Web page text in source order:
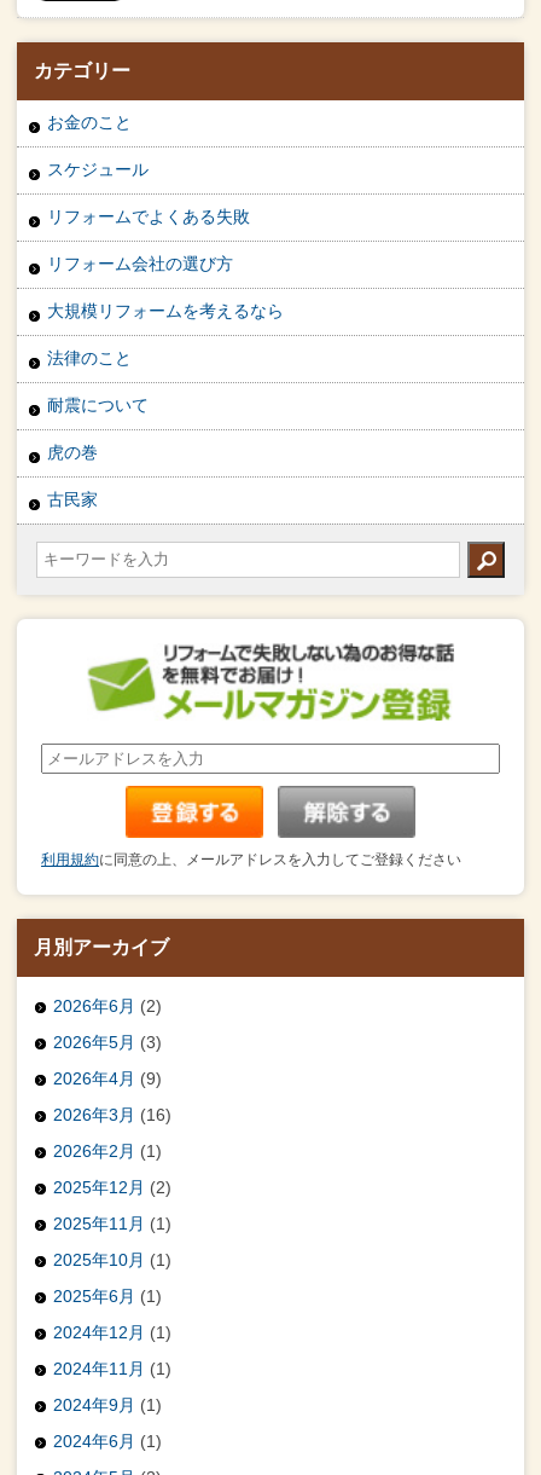
カテゴリー
お金のこと
スケジュール
リフォームでよくある失敗
リフォーム会社の選び方
大規模リフォームを考えるなら
法律のこと
耐震について
虎の巻
古民家
利用規約に同意の上、メールアドレスを入力してご登録ください
月別アーカイブ
2026年6月 (2)
2026年5月 (3)
2026年4月 (9)
2026年3月 (16)
2026年2月 (1)
2025年12月 (2)
2025年11月 (1)
2025年10月 (1)
2025年6月 (1)
2024年12月 (1)
2024年11月 (1)
2024年9月 (1)
2024年6月 (1)